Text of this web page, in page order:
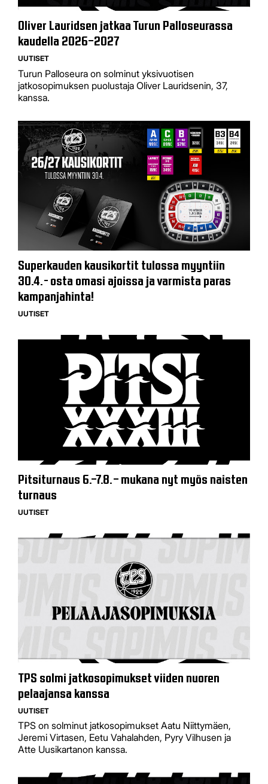
Oliver Lauridsen jatkaa Turun Palloseurassa
kaudella 2026–2027
UUTISET
Turun Palloseura on solminut yksivuotisen
jatkosopimuksen puolustaja Oliver Lauridsenin, 37,
kanssa.
Superkauden kausikortit tulossa myyntiin
30.4. - osta omasi ajoissa ja varmista paras
kampanjahinta!
UUTISET
Pitsiturnaus 6.–7.8. – mukana nyt myös naisten
turnaus
UUTISET
TPS solmi jatkosopimukset viiden nuoren
pelaajansa kanssa
UUTISET
TPS on solminut jatkosopimukset Aatu Niittymäen,
Jeremi Virtasen, Eetu Vahalahden, Pyry Vilhusen ja
Atte Uusikartanon kanssa.